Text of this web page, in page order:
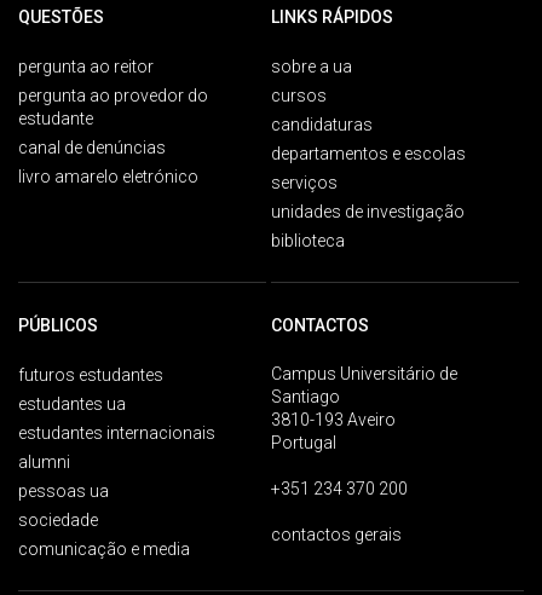
QUESTÕES
pergunta ao reitor
pergunta ao provedor do
estudante
canal de denúncias
livro amarelo eletrónico
LINKS RÁPIDOS
sobre a ua
cursos
candidaturas
departamentos e escolas
serviços
unidades de investigação
biblioteca
PÚBLICOS
futuros estudantes
estudantes ua
estudantes internacionais
alumni
pessoas ua
sociedade
comunicação e media
CONTACTOS
Campus Universitário de
Santiago
3810-193 Aveiro
Portugal
+351 234 370 200
contactos gerais